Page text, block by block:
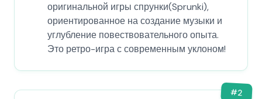
оригинальной игры спрунки(Sprunki),
ориентированное на создание музыки и
углубление повествовательного опыта.
Это ретро-игра с современным уклоном!
#2